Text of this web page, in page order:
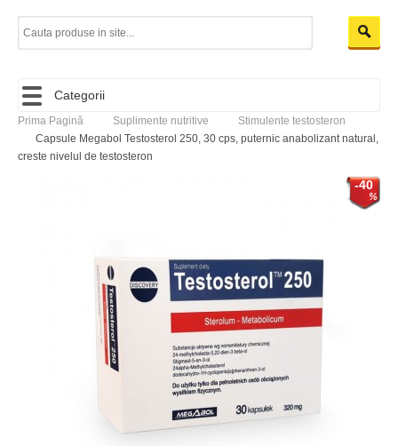
Categorii
Prima Pagină Suplimente nutritive
Stimulente testosteron
Capsule Megabol Testosterol 250, 30 cps, puternic anabolizant natural,
creste nivelul de testosteron
-40